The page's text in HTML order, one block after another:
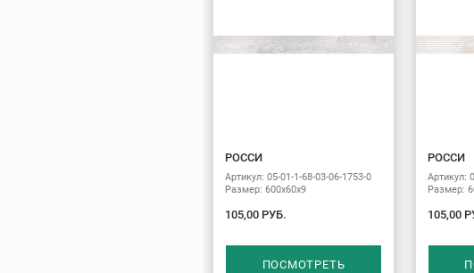
РОССИ
Артикул: 05-01-1-68-03-06-1753-0
Размер: 600х60х9
105,00 РУБ.
ПОСМОТРЕТЬ
РОССИ
Артикул:
Размер:
105,00